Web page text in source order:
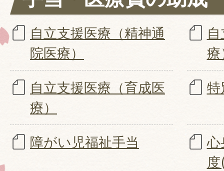
自立支援医療（精神通
院医療）
療
自立支援医療（育成医
療）
特
障がい児福祉手当
心